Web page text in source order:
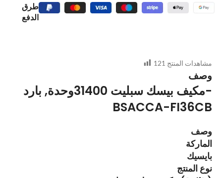
طرق
الدفع
مشاهدات المنتج 121
وصف
مكيف بيسك سبليت 31400وحدة, بارد-
BSACCA-FI36CB
وصف
الماركة
بايسيك
نوع المنتج